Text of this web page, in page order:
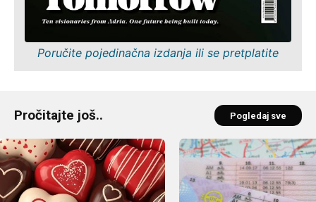
Poručite pojedinačna izdanja ili se pretplatite
Pročitajte još.. Pogledaj sve